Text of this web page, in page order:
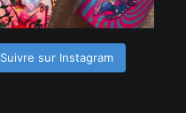
Suivre sur Instagram